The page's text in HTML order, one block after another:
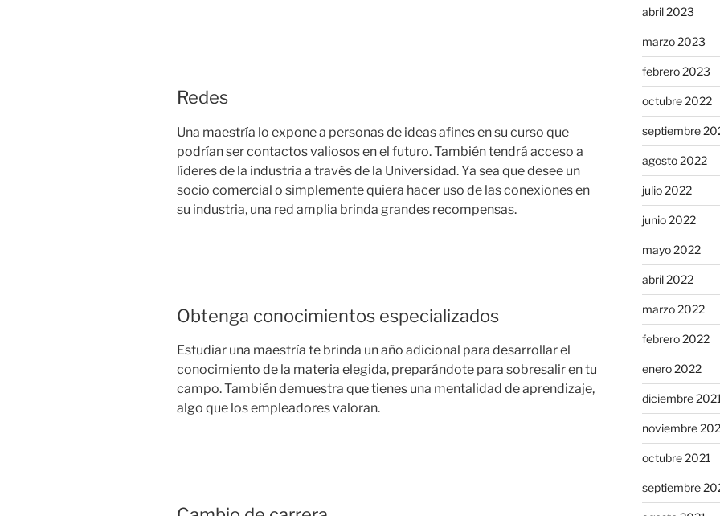
Redes
Una maestría lo expone a personas de ideas afines en su curso que
podrían ser contactos valiosos en el futuro. También tendrá acceso a
líderes de la industria a través de la Universidad. Ya sea que desee un
socio comercial o simplemente quiera hacer uso de las conexiones en
su industria, una red amplia brinda grandes recompensas.
Obtenga conocimientos especializados
Estudiar una maestría te brinda un año adicional para desarrollar el
conocimiento de la materia elegida, preparándote para sobresalir en tu
campo. También demuestra que tienes una mentalidad de aprendizaje,
algo que los empleadores valoran.
abril 2023
marzo 2023
febrero 2023
octubre 2022
septiembre
agosto 2022
julio 2022
junio 2022
mayo 2022
abril 2022
marzo 2022
febrero 2022
enero 2022
diciembre
noviembre
octubre 2021
septiembre